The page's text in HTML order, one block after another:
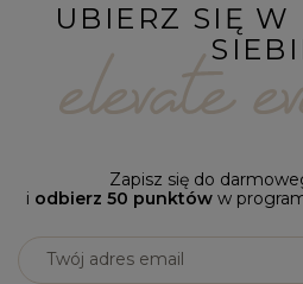
UBIERZ SIĘ W
Zapisz się do
i odbierz 50 punktóww
Twój adres email